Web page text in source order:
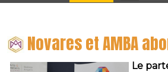
Novares et AMBA
Le